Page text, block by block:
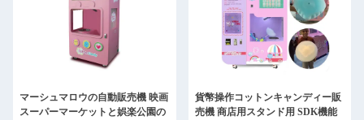
マーシュマロウの自動販売機 映画
スーパーマーケットと娯楽公園の
貨幣操作コットンキャンディー販
売機 商店用スタンド用 SDK機能